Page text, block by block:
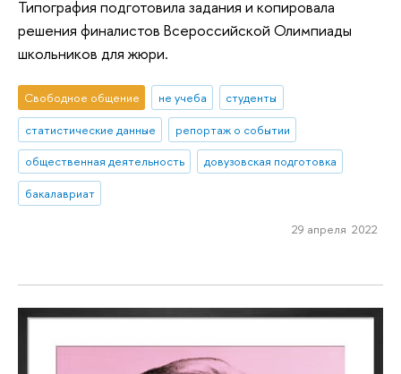
Типография подготовила задания и копировала
решения финалистов Всероссийской Олимпиады
школьников для жюри.
Свободное общение не учеба
студенты
статистические данные
репортаж о событии
общественная деятельность
довузовская подготовка
бакалавриат
29 апреля 2022